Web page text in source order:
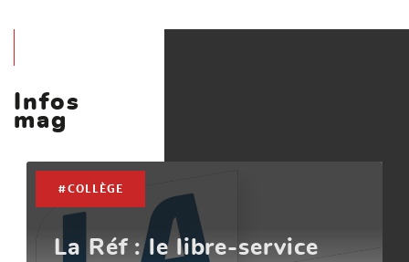
Infos
mag
#COLLÈGE
La Réf : le libre-service